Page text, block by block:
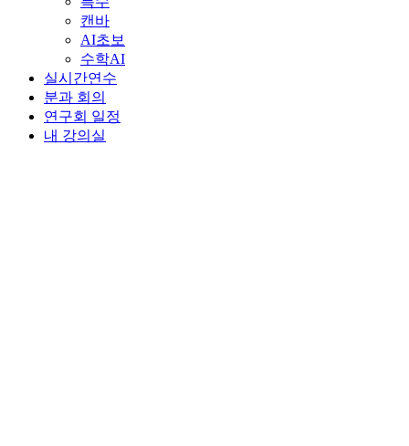
캔바
AI초보
수학AI
실시간연수
분과 회의
연구회 일정
내 강의실